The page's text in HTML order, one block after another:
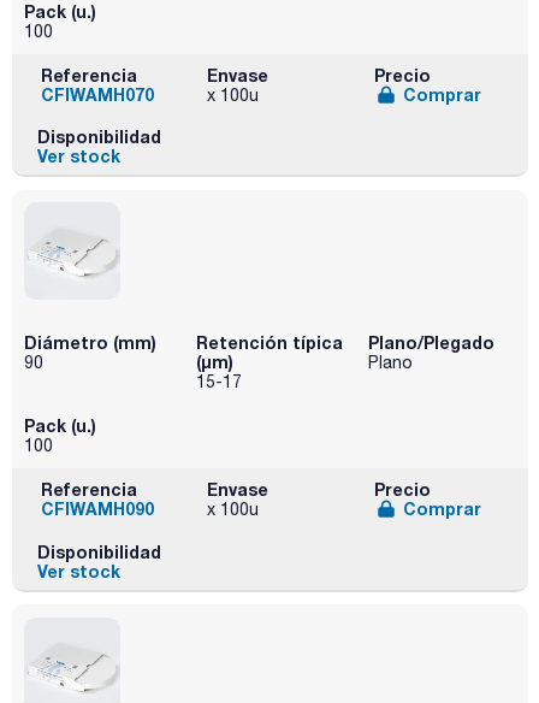
Pack (u.)
100
Referencia
CFIWAMH070
Envase
x 100u
Precio
Comprar
Disponibilidad
Ver stock
Diámetro (mm)
90
Retención típica
(µm)
15-17
Plano/Plegado
Plano
Pack (u.)
100
Referencia
CFIWAMH090
Envase
x 100u
Precio
Comprar
Disponibilidad
Ver stock